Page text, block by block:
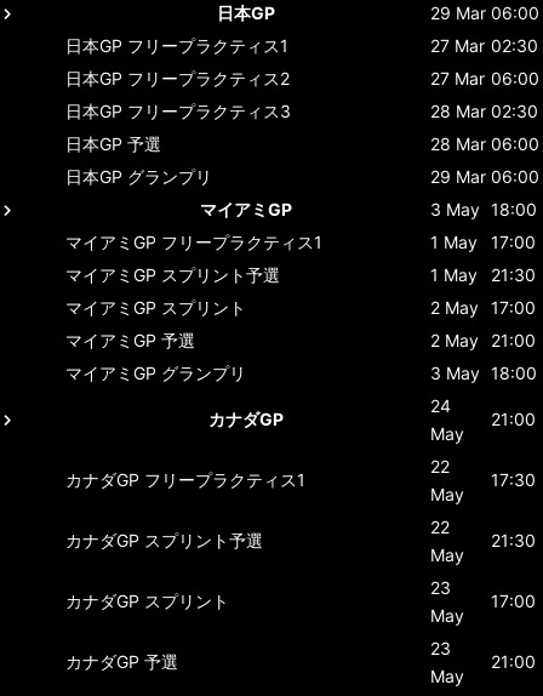
日本GP
29 Mar 06:00
日本GP フリープラクティス1 27 Mar 02:30
日本GP フリープラクティス2 27 Mar 06:00
日本GP フリープラクティス3 28 Mar 02:30
日本GP 予選 28 Mar 06:00
日本GP グランプリ 29 Mar 06:00
マイアミGP
3 May 18:00
マイアミGP フリープラクティス1 1 May
17:00
マイアミGP スプリント予選 1 May
21:30
マイアミGP スプリント 2 May 17:00
マイアミGP 予選 2 May
21:00
マイアミGP グランプリ 3 May 18:00
カナダGP
24
May
21:00
カナダGP フリープラクティス1
22
May
17:30
カナダGP スプリント予選
22
May
21:30
カナダGP スプリント
23
May
17:00
カナダGP 予選
23
May
21:00